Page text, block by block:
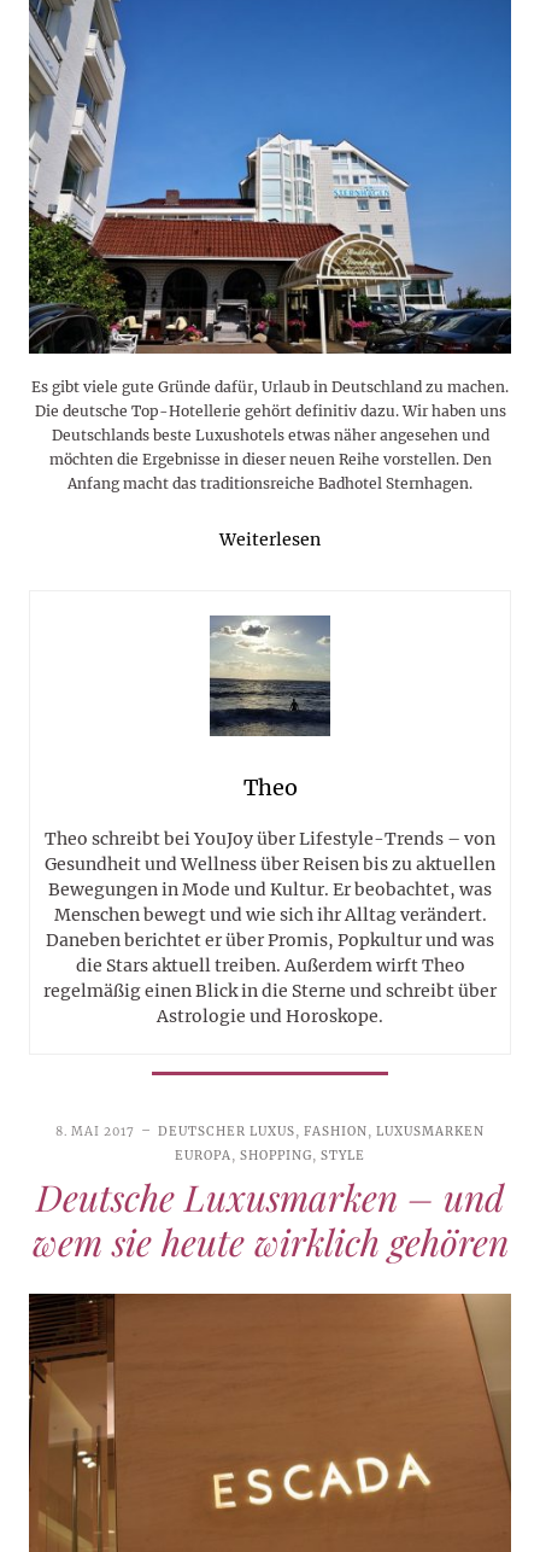
Es gibt viele gute Gründe dafür, Urlaub in Deutschland zu machen.
Die deutsche Top-Hotellerie gehört definitiv dazu. Wir haben uns
Deutschlands beste Luxushotels etwas näher angesehen und
möchten die Ergebnisse in dieser neuen Reihe vorstellen. Den
Anfang macht das traditionsreiche Badhotel Sternhagen.
Weiterlesen
Theo
Theo schreibt bei YouJoy über Lifestyle-Trends – von
Gesundheit und Wellness über Reisen bis zu aktuellen
Bewegungen in Mode und Kultur. Er beobachtet, was
Menschen bewegt und wie sich ihr Alltag verändert.
Daneben berichtet er über Promis, Popkultur und was
die Stars aktuell treiben. Außerdem wirft Theo
regelmäßig einen Blick in die Sterne und schreibt über
Astrologie und Horoskope.
8. MAI 2017 DEUTSCHER LUXUS, FASHION,LUXUSMARKEN
EUROPA, SHOPPING,STYLE
Deutsche Luxusmarken – und
wem sie heute wirklich gehören